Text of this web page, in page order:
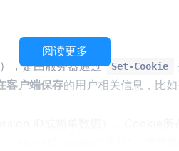
，是由服务器通过 Set-Cookie
客户端保存的用户相关信息，比
阅读更多